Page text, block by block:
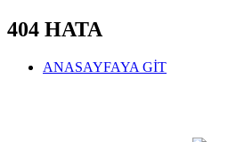
404 HATA
ANASAYFAYA GİT